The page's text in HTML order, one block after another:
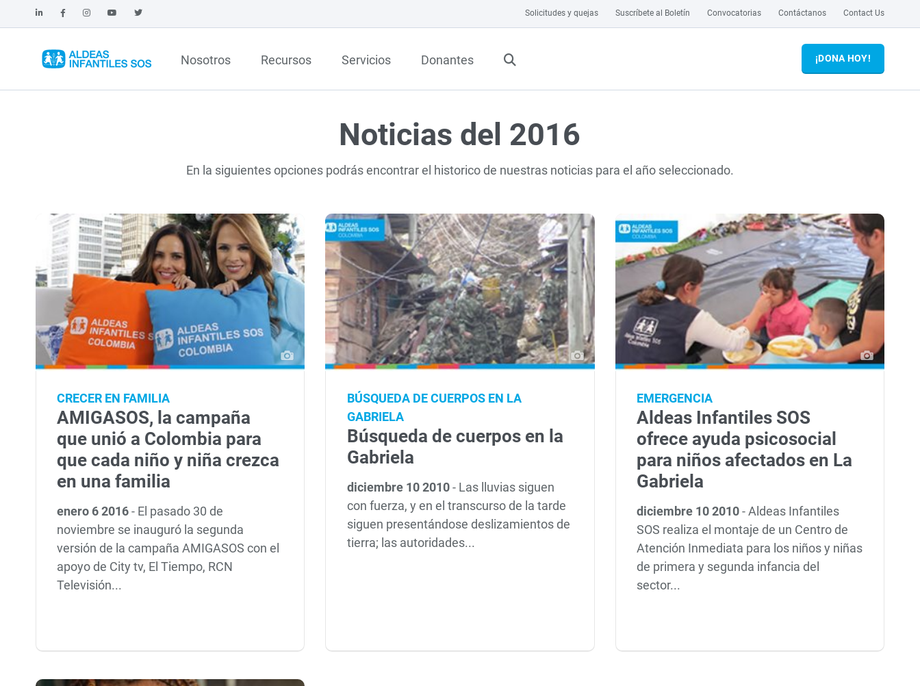
Solicitudes y quejas Suscríbete al Boletín Convocatorias Contáctanos Contact Us
Nosotros Recursos Servicios Donantes ¡DONA HOY!
Noticias del 2016
En la siguientes opciones podrás encontrar el historico de nuestras noticias para el año seleccionado.
CRECER EN FAMILIA
AMIGASOS, la campaña
que unió a Colombia para
que cada niño y niña crezca
en una familia
enero 6 2016- El pasado 30 de
noviembre se inauguró la segunda
versión de la campaña AMIGASOS con el
apoyo de City tv, El Tiempo, RCN
Televisión...
BÚSQUEDA DE CUERPOS EN LA
GABRIELA
Búsqueda de cuerpos en la
Gabriela
diciembre 10 2010- Las lluvias siguen
con fuerza, y en el transcurso de la tarde
siguen presentándose deslizamientos de
tierra; las autoridades...
EMERGENCIA
Aldeas Infantiles SOS
ofrece ayuda psicosocial
para niños afectados en La
Gabriela
diciembre 10 2010-Aldeas Infantiles
SOS realiza el montaje de un Centro de
Atención Inmediata para los niños y niñas
de primera y segunda infancia del
sector...